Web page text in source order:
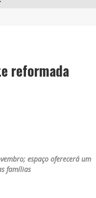
reformada
espaço oferecerá um
famílias